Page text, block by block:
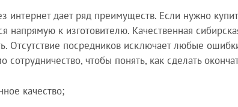
интернет дает ряд преимуществ. Если нужно
напрямую к изготовителю. Качественная
Отсутствие посредников исключает любые
сотрудничество, чтобы понять, как сделать
качество;